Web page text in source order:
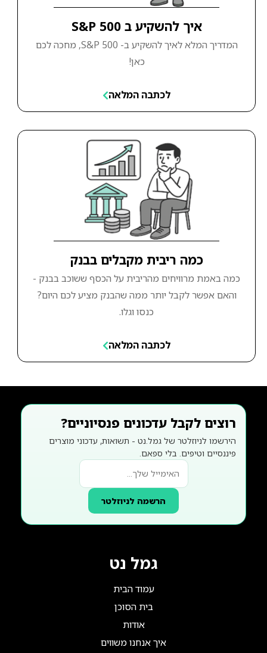
איך להשקיע ב S&P 500
המדריך המלא לאיך להשקיע ב- S&P 500, מחכה לכם
כאן!
לכתבה המלאה
כמה ריבית מקבלים בבנק
כמה באמת מרוויחים מהריבית על הכסף ששוכב בבנק -
והאם אפשר לקבל יותר ממה שהבנק מציע לכם היום?
כנסו וגלו.
לכתבה המלאה
רוצים לקבל עדכונים פנסיוניים?
הירשמו לניוזלטר של גמל.נט - תשואות, עדכוני מוצרים
פיננסיים וטיפים. בלי ספאם.
הרשמה לניוזלטר
גמל נט
עמוד הבית
בית הסוכן
אודות
איך אנחנו משווים